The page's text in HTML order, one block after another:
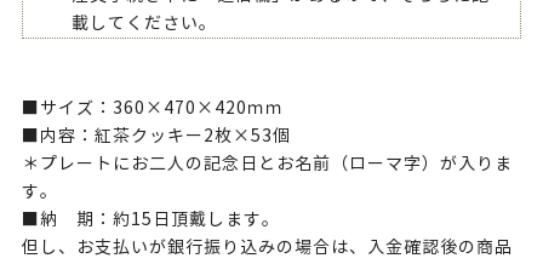
載してください。
■サイズ：360×470×420ｍｍ
■内容：紅茶クッキー2枚×53個
＊プレートにお二人の記念日とお名前（ローマ字）が入りま
す。
■納 期：約15日頂戴します。
但し、お支払いが銀行振り込みの場合は、入金確認後の商品